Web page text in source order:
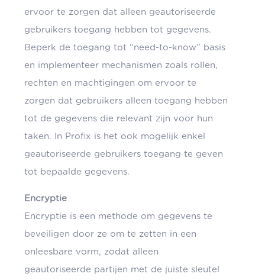
ervoor te zorgen dat alleen geautoriseerde
gebruikers toegang hebben tot gegevens.
Beperk de toegang tot “need-to-know” basis
en implementeer mechanismen zoals rollen,
rechten en machtigingen om ervoor te
zorgen dat gebruikers alleen toegang hebben
tot de gegevens die relevant zijn voor hun
taken. In Profix is het ook mogelijk enkel
geautoriseerde gebruikers toegang te geven
tot bepaalde gegevens.
Encryptie
Encryptie is een methode om gegevens te
beveiligen door ze om te zetten in een
onleesbare vorm, zodat alleen
geautoriseerde partijen met de juiste sleutel